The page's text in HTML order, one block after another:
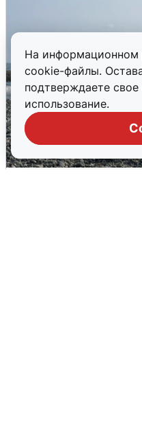
На информационном
cookie-файлы.
подтверждаете свое
использование.